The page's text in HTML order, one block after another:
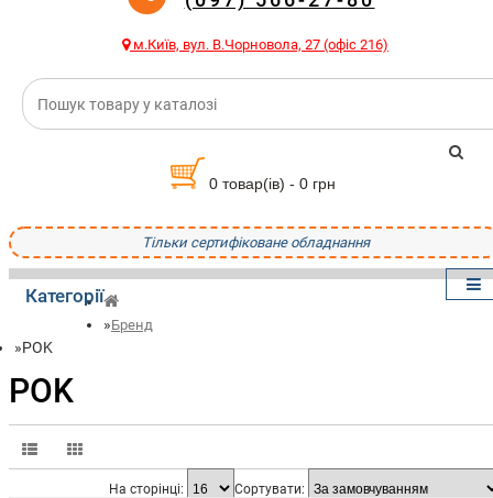
м.Київ, вул. В.Чорновола, 27 (офіс 216)
0 товар(ів) - 0 грн
Тільки сертифіковане обладнання
Категорії
Бренд
POK
POK
Сортувати:
На сторінці: